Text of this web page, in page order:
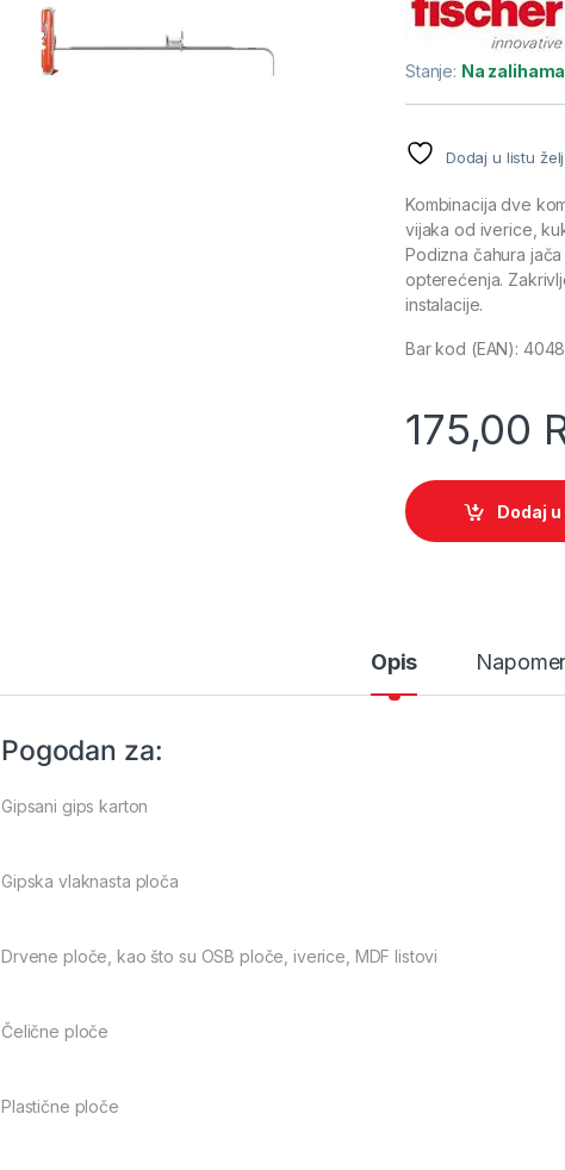
Stanje: Na zalihama
Dodaj u listu
Kombinacija dve
vijaka od iverice,
Podizna čahura
opterećenja.
instalacije.
Bar kod (EAN):
175,00
Dodaj
Opis
Pogodan za:
Gipsani gips karton
Gipska vlaknasta ploča
Drvene ploče, kao što su OSB ploče, iverice, MDF listovi
Čelične ploče
Plastične ploče